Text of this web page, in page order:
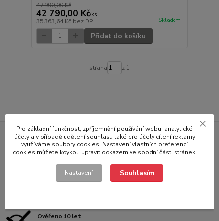
47 990,00 Kč
42 790,00 Kč/ks
35 363,64 Kč bez DPH Skladem
Přidat do košíku
strana z 1
Doprava
Doprava po celé ČR
Zkušení prodejci
Ověřeno 10 let
Pro základní funkčnost, zpříjemnění používání webu, analytické
účely a v případě udělení souhlasu také pro účely cílení reklamy
využíváme soubory cookies. Nastavení vlastních preferencí
cookies můžete kdykoli upravit odkazem ve spodní části stránek.
Nastavení Souhlasím